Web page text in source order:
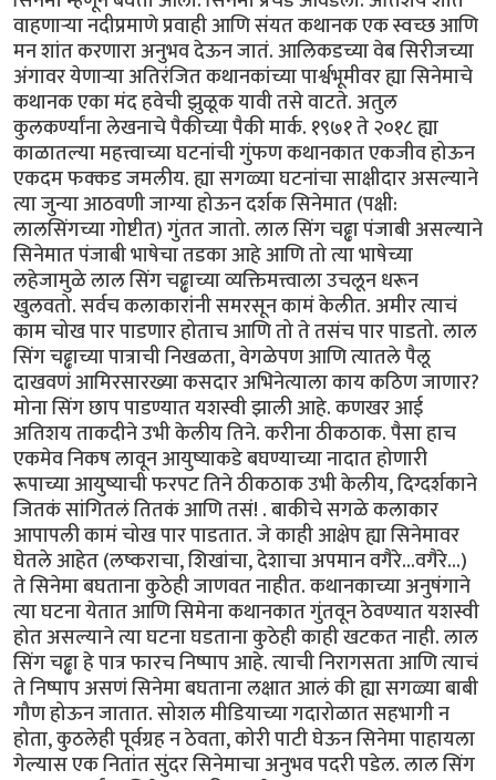
वाहणाऱ्या नदीप्रमाणे प्रवाही आणि संयत कथानक एक स्वच्छ आणि
मन शांत करणारा अनुभव देऊन जातं. आलिकडच्या वेब सिरीजच्या
अंगावर येणाऱ्या अतिरंजित कथानकांच्या पार्श्वभूमीवर ह्या सिनेमाचे
कथानक एका मंद हवेची झुळूक यावी तसे वाटते. अतुल
कुलकर्ण्यांना लेखनाचे पैकीच्या पैकी मार्क. १९७१ ते २०१८ ह्या
काळातल्या महत्त्वाच्या घटनांची गुंफण कथानकात एकजीव होऊन
एकदम फक्कड जमलीय. ह्या सगळ्या घटनांचा साक्षीदार असल्याने
त्या जुन्या आठवणी जाग्या होऊन दर्शक सिनेमात (पक्षी:
लालसिंगच्या गोष्टीत) गुंतत जातो. लाल सिंग चढ्ढा पंजाबी असल्याने
सिनेमात पंजाबी भाषेचा तडका आहे आणि तो त्या भाषेच्या
लहेजामुळे लाल सिंग चढ्ढाच्या व्यक्तिमत्त्वाला उचलून धरून
खुलवतो. सर्वच कलाकारांनी समरसून कामं केलीत. अमीर त्याचं
काम चोख पार पाडणार होताच आणि तो ते तसंच पार पाडतो. लाल
सिंग चढ्ढाच्या पात्राची निखळता, वेगळेपण आणि त्यातले पैलू
दाखवणं आमिरसारख्या कसदार अभिनेत्याला काय कठिण जाणार?
मोना सिंग छाप पाडण्यात यशस्वी झाली आहे. कणखर आई
अतिशय ताकदीने उभी केलीय तिने. करीना ठीकठाक. पैसा हाच
एकमेव निकष लावून आयुष्याकडे बघण्याच्या नादात होणारी
रूपाच्या आयुष्याची फरपट तिने ठीकठाक उभी केलीय, दिग्दर्शकाने
जितकं सांगितलं तितकं आणि तसं! . बाकीचे सगळे कलाकार
आपापली कामं चोख पार पाडतात. जे काही आक्षेप ह्या सिनेमावर
घेतले आहेत (लष्कराचा, शिखांचा, देशाचा अपमान वगैरे...वगैरे...)
ते सिनेमा बघताना कुठेही जाणवत नाहीत. कथानकाच्या अनुषंगाने
त्या घटना येतात आणि सिमेना कथानकात गुंतवून ठेवण्यात यशस्वी
होत असल्याने त्या घटना घडताना कुठेही काही खटकत नाही. लाल
सिंग चढ्ढा हे पात्र फारच निष्पाप आहे. त्याची निरागसता आणि त्याचं
ते निष्पाप असणं सिनेमा बघताना लक्षात आलं की ह्या सगळ्या बाबी
गौण होऊन जातात. सोशल मीडियाच्या गदारोळात सहभागी न
होता, कुठलेही पूर्वग्रह न ठेवता, कोरी पाटी घेऊन सिनेमा पाहायला
गेल्यास एक नितांत सुंदर सिनेमाचा अनुभव पदरी पडेल. लाल सिंग